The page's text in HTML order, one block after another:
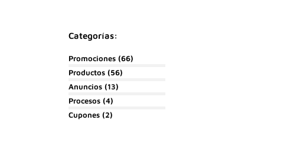
Categorías:
Promociones (66)
Productos (56)
Anuncios (13)
Procesos (4)
Cupones (2)